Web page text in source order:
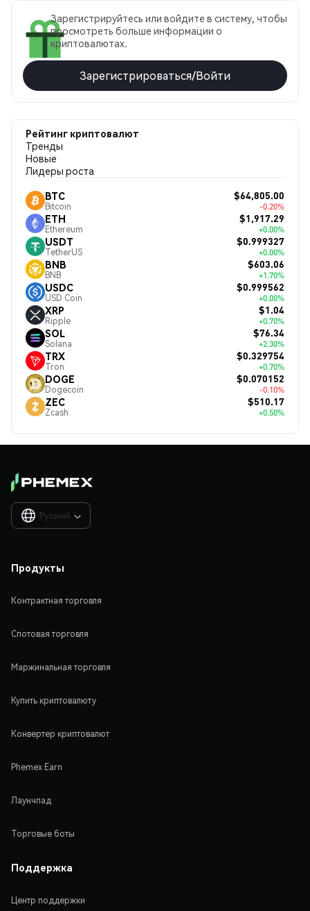
Зарегистрируйтесь или войдите в систему, чтобы
просмотреть больше информации о
криптовалютах.
Зарегистрироваться/Войти
Рейтинг криптовалют
Тренды
Новые
Лидеры роста
BTC
Bitcoin
$64,805.00
-0.20%
ETH
Ethereum
$1,917.29
+0.00%
USDT
TetherUS
$0.999327
+0.00%
BNB
BNB
$603.06
+1.70%
USDC
USD Coin
$0.999562
+0.00%
XRP
Ripple
$1.04
+0.70%
SOL
Solana
$76.34
+2.30%
TRX
Tron
$0.329754
+0.70%
DOGE
Dogecoin
$0.070152
-0.10%
ZEC
Zcash
$510.17
+0.50%
Русский 
Продукты
Контрактная торговля
Спотовая торговля
Маржинальная торговля
Купить криптовалюту
Конвертер криптовалют
Phemex Earn
Лаунчпад
Торговые боты
Поддержка
Центр поддержки